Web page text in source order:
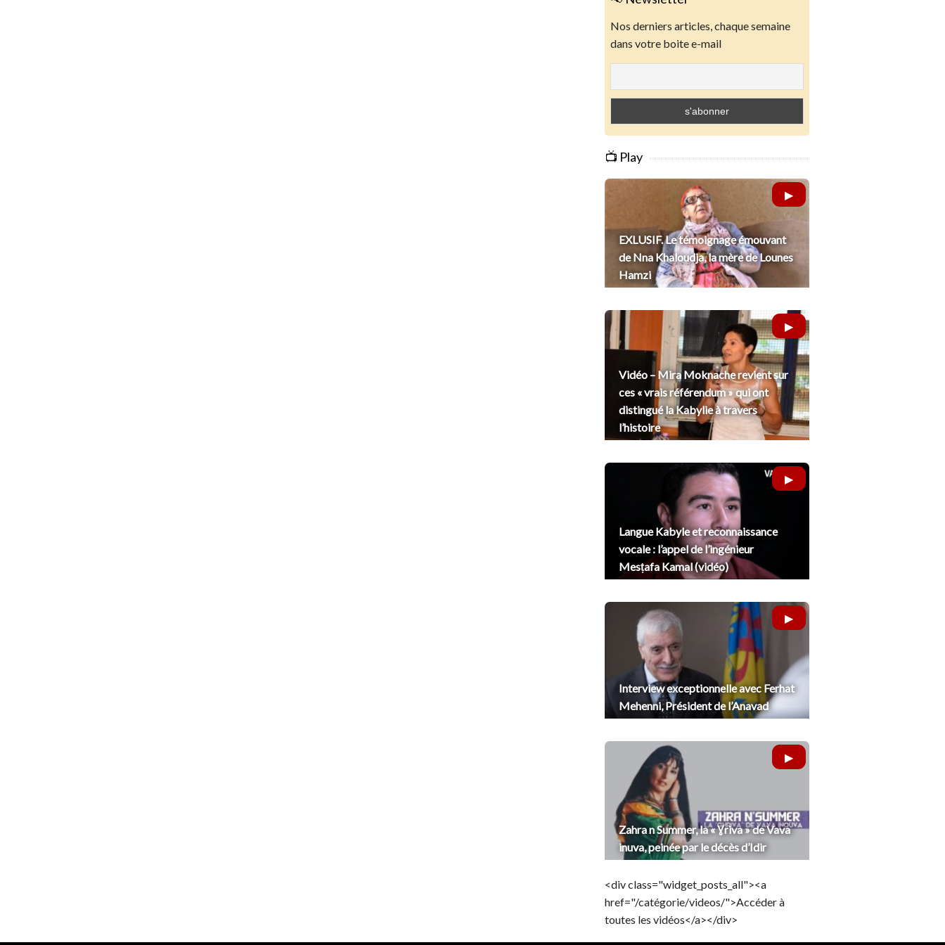
Nos derniers articles, chaque semaine
dans votre boite e-mail
📺 Play
EXLUSIF. Le témoignage émouvant
de Nna Khaloudja, la mère de Lounes
Hamzi
Vidéo – Mira Moknache revient sur
ces « vrais référendum » qui ont
distingué la Kabylie à travers
l’histoire
Langue Kabyle et reconnaissance
vocale : l’appel de l’ingénieur
Mesṭafa Kamal (vidéo)
Interview exceptionnelle avec Ferhat
Mehenni, Président de l’Anavad
Zahra n Summer, la « Ɣriva » de Vava
inuva, peinée par le décès d’Idir
<div class="widget_posts_all"><a
href="/catégorie/videos/">Accéder à
toutes les vidéos</a></div>